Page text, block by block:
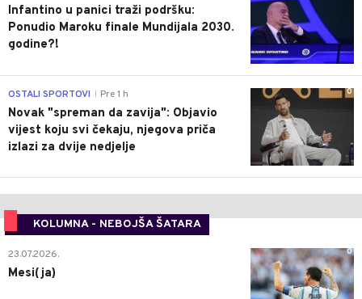
Infantino u panici traži podršku:
Ponudio Maroku finale Mundijala 2030.
godine?!
0
OSTALI SPORTOVI Pre 1 h
Novak "spreman da zavija": Objavio
vijest koju svi čekaju, njegova priča
izlazi za dvije nedjelje
KOLUMNA - NEBOJŠA ŠATARA
0
23.07.2026.
Mesi(ja)